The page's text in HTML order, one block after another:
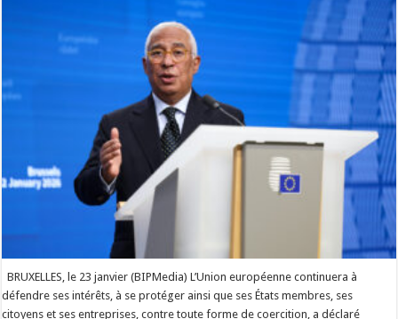
BRUXELLES, le 23 janvier (BIPMedia) L’Union européenne continuera à
défendre ses intérêts, à se protéger ainsi que ses États membres, ses
citoyens et ses entreprises, contre toute forme de coercition, a déclaré